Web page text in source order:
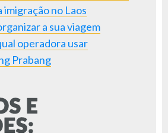
imigração no Laos
a sua viagem
operadora usar
Prabang